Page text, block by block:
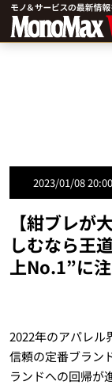
2023/01/08 20:00
【紺ブレが
しむなら王
上No.1”に注
2022年のアパレル
信頼の定番ブラン
ランドへの回帰が